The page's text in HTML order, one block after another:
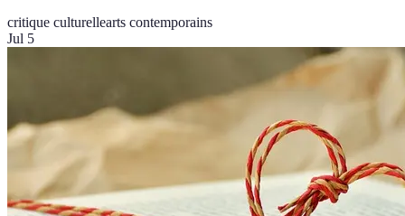
critique culturellearts contemporains
Jul 5